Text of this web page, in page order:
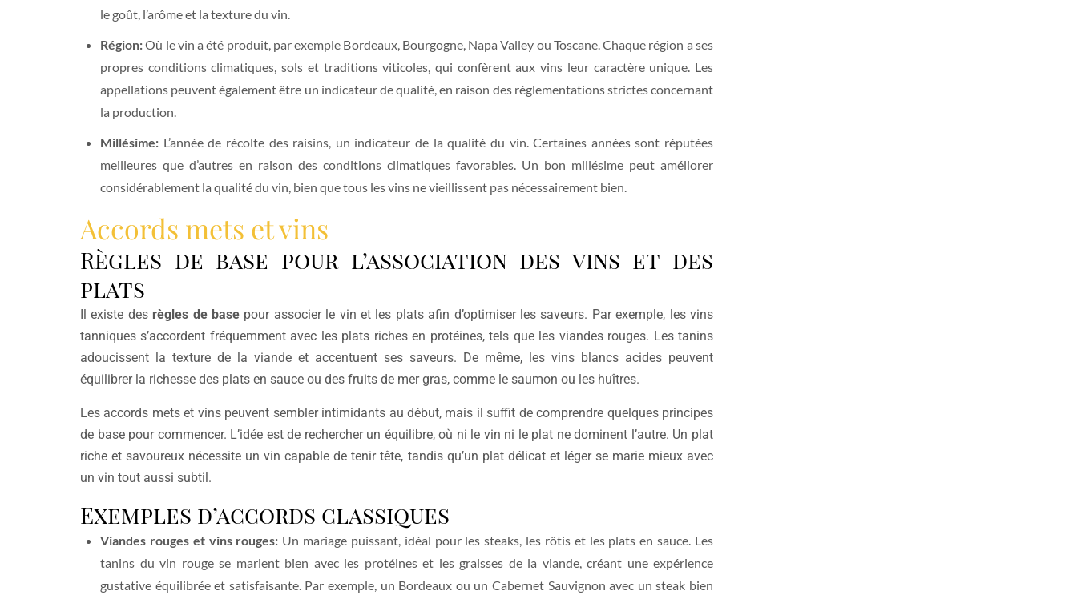
le goût, l’arôme et la texture du vin.
Région:Où le vin a été produit, par exemple Bordeaux, Bourgogne, Napa Valley ou Toscane. Chaque région a ses
propres conditions climatiques, sols et traditions viticoles, qui confèrent aux vins leur caractère unique. Les
appellations peuvent également être un indicateur de qualité, en raison des réglementations strictes concernant
la production.
Millésime: L’année de récolte des raisins, un indicateur de la qualité du vin. Certaines années sont réputées
meilleures que d’autres en raison des conditions climatiques favorables. Un bon millésime peut améliorer
considérablement la qualité du vin, bien que tous les vins ne vieillissent pas nécessairement bien.
Accords mets et vins
Règles de base pour l’association des vins et des
plats
Il existe des règles de base pour associer le vin et les plats afin d’optimiser les saveurs. Par exemple, les vins
tanniques s’accordent fréquemment avec les plats riches en protéines, tels que les viandes rouges. Les tanins
adoucissent la texture de la viande et accentuent ses saveurs. De même, les vins blancs acides peuvent
équilibrer la richesse des plats en sauce ou des fruits de mer gras, comme le saumon ou les huîtres.
Les accords mets et vins peuvent sembler intimidants au début, mais il suffit de comprendre quelques principes
de base pour commencer. L’idée est de rechercher un équilibre, où ni le vin ni le plat ne dominent l’autre. Un plat
riche et savoureux nécessite un vin capable de tenir tête, tandis qu’un plat délicat et léger se marie mieux avec
un vin tout aussi subtil.
Exemples d’accords classiques
Viandes rouges et vins rouges: Un mariage puissant, idéal pour les steaks, les rôtis et les plats en sauce. Les
tanins du vin rouge se marient bien avec les protéines et les graisses de la viande, créant une expérience
gustative équilibrée et satisfaisante. Par exemple, un Bordeaux ou un Cabernet Sauvignon avec un steak bien